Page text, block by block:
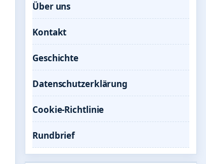
Über uns
Kontakt
Geschichte
Datenschutzerklärung
Cookie-Richtlinie
Rundbrief